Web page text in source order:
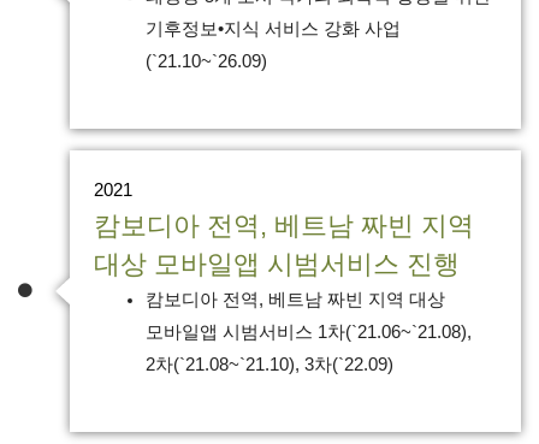
기후정보•지식 서비스 강화 사업
(`21.10~`26.09)
2021
캄보디아 전역, 베트남 짜빈 지역
대상 모바일앱 시범서비스 진행
캄보디아 전역, 베트남 짜빈 지역 대상
모바일앱 시범서비스 1차(`21.06~`21.08),
2차(`21.08~`21.10), 3차(`22.09)